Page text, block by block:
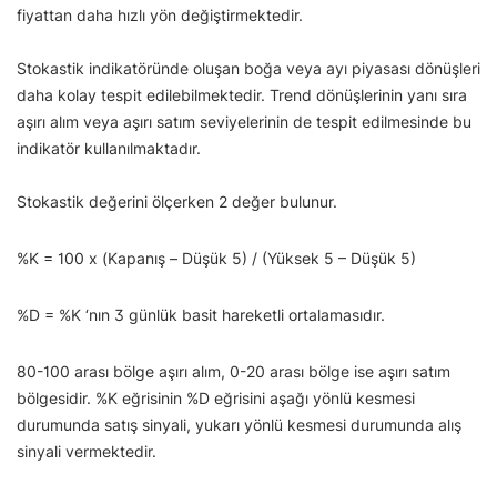
fiyattan daha hızlı yön değiştirmektedir.
Stokastik indikatöründe oluşan boğa veya ayı piyasası dönüşleri
daha kolay tespit edilebilmektedir. Trend dönüşlerinin yanı sıra
aşırı alım veya aşırı satım seviyelerinin de tespit edilmesinde bu
indikatör kullanılmaktadır.
Stokastik değerini ölçerken 2 değer bulunur.
%K = 100 x (Kapanış – Düşük 5) / (Yüksek 5 – Düşük 5)
%D = %K ‘nın 3 günlük basit hareketli ortalamasıdır.
80-100 arası bölge aşırı alım, 0-20 arası bölge ise aşırı satım
bölgesidir. %K eğrisinin %D eğrisini aşağı yönlü kesmesi
durumunda satış sinyali, yukarı yönlü kesmesi durumunda alış
sinyali vermektedir.